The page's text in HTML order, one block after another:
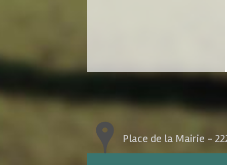
Place de la Mairie -